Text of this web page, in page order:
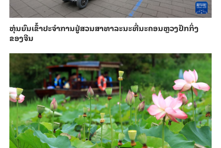
​ຫຸ່ນ​ຍົນ​ເຂົ້າ​ປະ​ຈຳ​ການ​ຢູ່​ສວນ​ສາ​ທາ​ລະ​ນະ​ທີ່​ນະ​ຄອນຫຼວງ​ປັກ​ກິ່ງ​
ຂອງ​ຈີນ